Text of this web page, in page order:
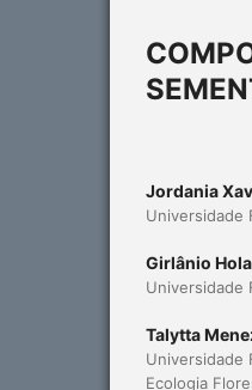
Jordania
Universidade
Girlânio
Universidade
Talytta
Universidade
Ecologia